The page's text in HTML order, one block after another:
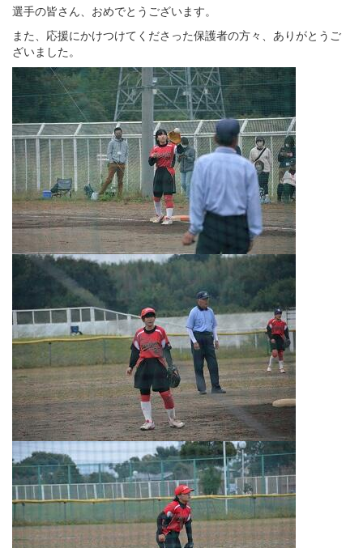
選手の皆さん、おめでとうございます。
また、応援にかけつけてくださった保護者の方々、ありがとうご
ざいました。